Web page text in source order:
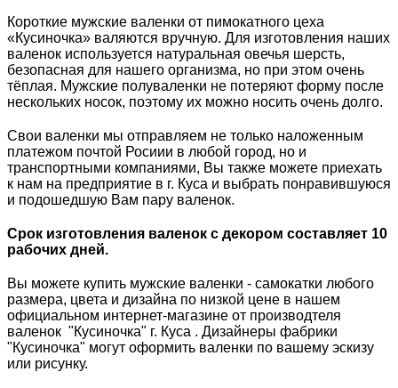
Короткие мужские валенки от пимокатного цеха
«Кусиночка» валяются вручную. Для изготовления наших
валенок используется натуральная овечья шерсть,
безопасная для нашего организма, но при этом очень
тёплая. Мужские полуваленки не потеряют форму после
нескольких носок, поэтому их можно носить очень долго.
Свои валенки мы отправляем не только наложенным
платежом почтой Росиии в любой город, но и
транспортными компаниями, Вы также можете приехать
к нам на предприятие в г. Куса и выбрать понравившуюся
и подошедшую Вам пару валенок.
Срок изготовления валенок с декором составляет 10
рабочих дней.
Вы можете купить мужские валенки - самокатки любого
размера, цвета и дизайна по низкой цене в нашем
официальном интернет-магазине от производтеля
валенок "Кусиночка" г. Куса . Дизайнеры фабрики
"Кусиночка" могут оформить валенки по вашему эскизу
или рисунку.